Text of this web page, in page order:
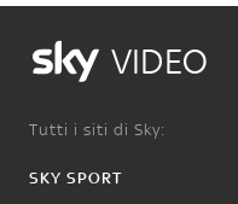
VIDEO
Tutti i siti di Sky:
SKY SPORT